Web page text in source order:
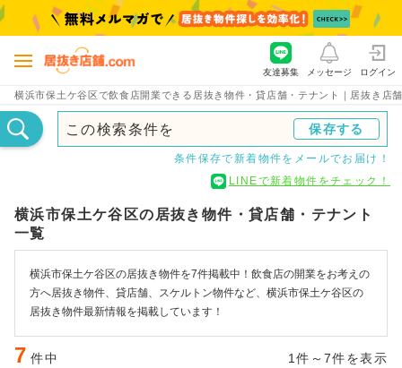
横浜市保土ケ谷区で飲食店開業できる居抜き物件・貸店舗・テナント｜居抜き店
友達募集 メッセージ ログイン
この検索条件を 保存する
条件保存で新着物件をメールでお届け！
LINEで新着物件をチェック！
横浜市保土ケ谷区の居抜き物件・貸店舗・テナント
一覧
横浜市保土ケ谷区の居抜き物件を7件掲載中！飲食店の開業をお考えの
方へ居抜き物件、貸店舗、スケルトン物件など、横浜市保土ケ谷区の
居抜き物件最新情報を掲載しています！
7 件中 1件～7件を表示